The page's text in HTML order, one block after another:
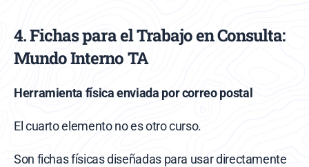
4. Fichas para el Trabajo en Consulta:
Mundo Interno TA
Herramienta física enviada por correo postal
El cuarto elemento no es otro curso.
Son fichas físicas diseñadas para usar directamente